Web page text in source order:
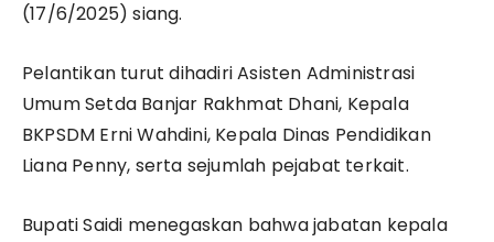
(17/6/2025) siang.
Pelantikan turut dihadiri Asisten Administrasi
Umum Setda Banjar Rakhmat Dhani, Kepala
BKPSDM Erni Wahdini, Kepala Dinas Pendidikan
Liana Penny, serta sejumlah pejabat terkait.
Bupati Saidi menegaskan bahwa jabatan kepala